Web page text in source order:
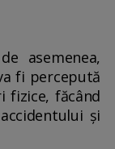
asemenea,
fi percepută
fizice, făcând
și